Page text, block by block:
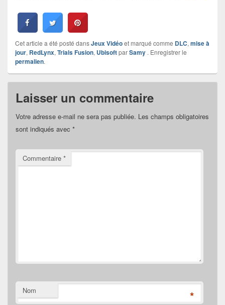
Cet article a été posté dansJeux Vidéoet marqué comme DLC, mise à
jour, RedLynx, Trials Fusion, UbisoftparSamy . Enregistrer le
permalien.
Laisser un commentaire
Votre adresse e-mail ne sera pas publiée. Les champs obligatoires
sont indiqués avec *
Commentaire *
Nom *